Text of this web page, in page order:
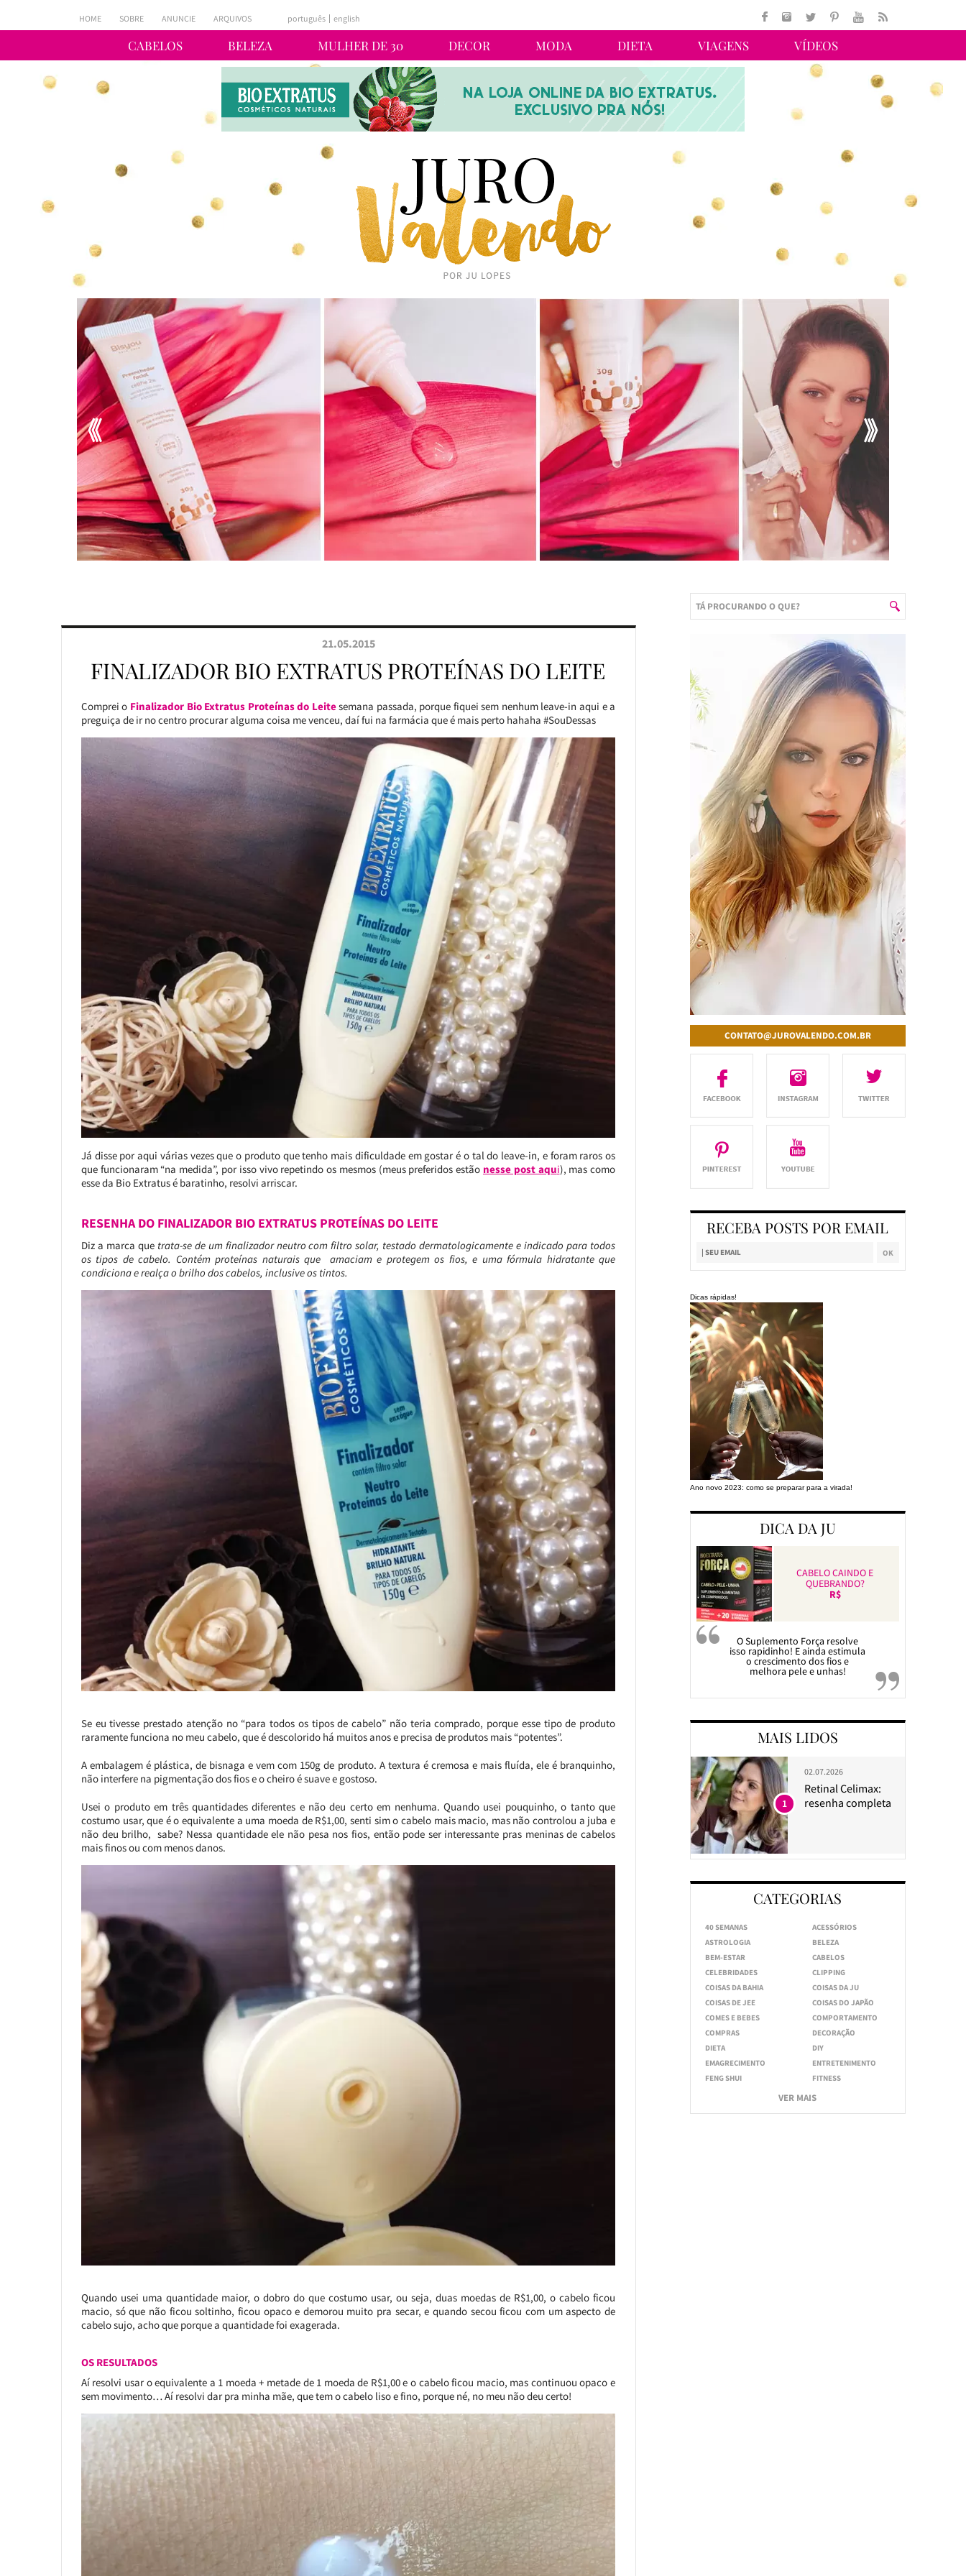
CABELOS BELEZA MULHER DE 30 DECOR MODA DIETA VIAGENS VÍDEOS
HOME SOBRE ANUNCIE ARQUIVOS português english
21.05.2015
FINALIZADOR BIO EXTRATUS PROTEÍNAS DO LEITE
Comprei o Finalizador Bio Extratus Proteínas do Leitesemana passada, porque fiquei sem nenhum leave-in aqui e a
preguiça de ir no centro procurar alguma coisa me venceu, daí fui na farmácia que é mais perto hahaha #SouDessas
Já disse por aqui várias vezes que o produto que tenho mais dificuldade em gostar é o tal do leave-in, e foram raros os
que funcionaram “na medida”, por isso vivo repetindo os mesmos (meus preferidos estão nesse post aqui), mas como
esse da Bio Extratus é baratinho, resolvi arriscar.
RESENHA DO FINALIZADOR BIO EXTRATUS PROTEÍNAS DO LEITE
Diz a marca que trata-se de um finalizador neutro com filtro solar, testado dermatologicamente e indicado para todos
os tipos de cabelo. Contém proteínas naturais que amaciam e protegem os fios, e uma fórmula hidratante que
condiciona e realça o brilho dos cabelos, inclusive os tintos.
Se eu tivesse prestado atenção no “para todos os tipos de cabelo” não teria comprado, porque esse tipo de produto
raramente funciona no meu cabelo, que é descolorido há muitos anos e precisa de produtos mais “potentes”.
A embalagem é plástica, de bisnaga e vem com 150g de produto. A textura é cremosa e mais fluída, ele é branquinho,
não interfere na pigmentação dos fios e o cheiro é suave e gostoso.
Usei o produto em três quantidades diferentes e não deu certo em nenhuma. Quando usei pouquinho, o tanto que
costumo usar, que é o equivalente a uma moeda de R$1,00, senti sim o cabelo mais macio, mas não controlou a juba e
não deu brilho, sabe? Nessa quantidade ele não pesa nos fios, então pode ser interessante pras meninas de cabelos
mais finos ou com menos danos.
Quando usei uma quantidade maior, o dobro do que costumo usar, ou seja, duas moedas de R$1,00, o cabelo ficou
macio, só que não ficou soltinho, ficou opaco e demorou muito pra secar, e quando secou ficou com um aspecto de
cabelo sujo, acho que porque a quantidade foi exagerada.
OS RESULTADOS
Aí resolvi usar o equivalente a 1 moeda + metade de 1 moeda de R$1,00 e o cabelo ficou macio, mas continuou opaco e
sem movimento… Aí resolvi dar pra minha mãe, que tem o cabelo liso e fino, porque né, no meu não deu certo!
CONTATO@JUROVALENDO.COM.BR
RECEBA POSTS POR EMAIL
Dicas rápidas!
Ano novo 2023: como se preparar para a virada!
DICA DA JU
CABELO CAINDO E
QUEBRANDO?
R$
O Suplemento Força resolve
isso rapidinho! E ainda estimula
o crescimento dos fios e
melhora pele e unhas!
MAIS LIDOS
02.07.2026
Retinal Celimax:
resenha completa
1
CATEGORIAS
40 SEMANAS
ACESSÓRIOS
ASTROLOGIA
BELEZA
BEM-ESTAR
CABELOS
CELEBRIDADES
CLIPPING
COISAS DA BAHIA
COISAS DA JU
COISAS DE JEE
COISAS DO JAPÃO
COMES E BEBES
COMPORTAMENTO
COMPRAS
DECORAÇÃO
DIETA
DIY
EMAGRECIMENTO
ENTRETENIMENTO
FENG SHUI
FITNESS
VER MAIS